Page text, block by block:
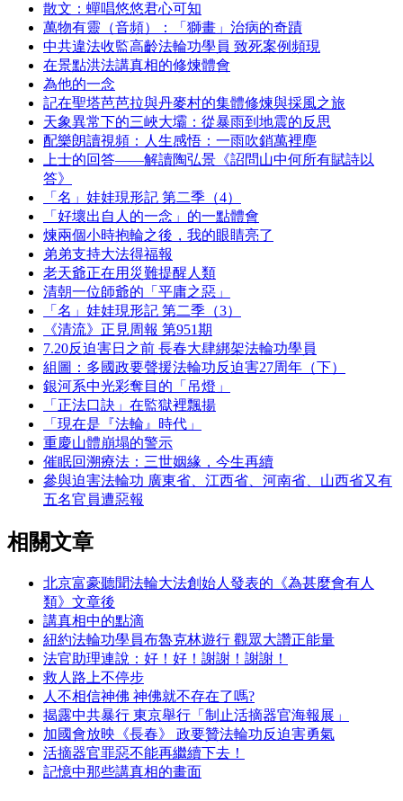
散文：蟬唱悠悠君心可知
萬物有靈（音頻）：「獅畫」治病的奇蹟
中共違法收監高齡法輪功學員 致死案例頻現
在景點洪法講真相的修煉體會
為他的一念
記在聖塔芭芭拉與丹麥村的集體修煉與採風之旅
天象異常下的三峽大壩：從暴雨到地震的反思
配樂朗讀視頻：人生感悟：一雨吹銷萬裡塵
上士的回答——解讀陶弘景《詔問山中何所有賦詩以
答》
「名」娃娃現形記 第二季（4）
「好壞出自人的一念」的一點體會
煉兩個小時抱輪之後，我的眼睛亮了
弟弟支持大法得福報
老天爺正在用災難提醒人類
清朝一位師爺的「平庸之惡」
「名」娃娃現形記 第二季（3）
《清流》正見周報 第951期
7.20反迫害日之前 長春大肆綁架法輪功學員
組圖：多國政要聲援法輪功反迫害27周年（下）
銀河系中光彩奪目的「吊燈」
「正法口訣」在監獄裡飄揚
「現在是『法輪』時代」
重慶山體崩塌的警示
催眠回溯療法：三世姻緣，今生再續
參與迫害法輪功 廣東省、江西省、河南省、山西省又有
五名官員遭惡報
相關文章
北京富豪聽聞法輪大法創始人發表的《為甚麼會有人
類》文章後
講真相中的點滴
紐約法輪功學員布魯克林遊行 觀眾大讚正能量
法官助理連說：好！好！謝謝！謝謝！
救人路上不停步
人不相信神佛 神佛就不存在了嗎?
揭露中共暴行 東京舉行「制止活摘器官海報展」
加國會放映《長春》 政要贊法輪功反迫害勇氣
活摘器官罪惡不能再繼續下去！
記憶中那些講真相的畫面